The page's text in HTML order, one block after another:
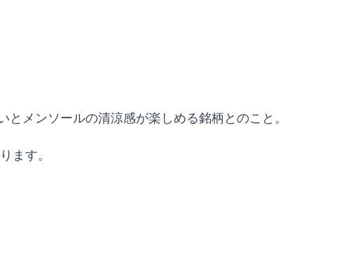
メンソールの清涼感が楽しめる銘柄とのこと。
ます。